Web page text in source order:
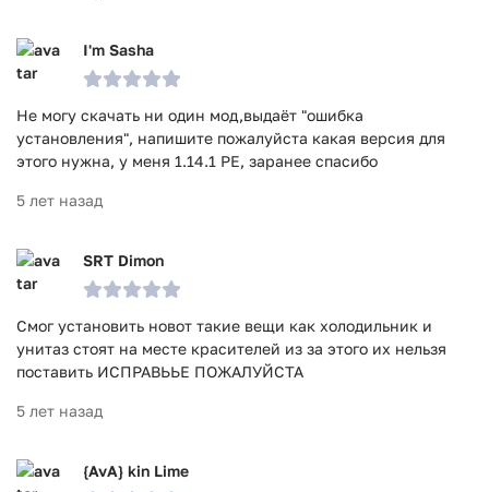
I'm Sasha
Не могу скачать ни один мод,выдаёт "ошибка
установления", напишите пожалуйста какая версия для
этого нужна, у меня 1.14.1 РЕ, заранее спасибо
5 лет назад
SRT Dimon
Смог установить новот такие вещи как холодильник и
унитаз стоят на месте красителей из за этого их нельзя
поставить ИСПРАВЬЬЕ ПОЖАЛУЙСТА
5 лет назад
{AvA} kin Lime